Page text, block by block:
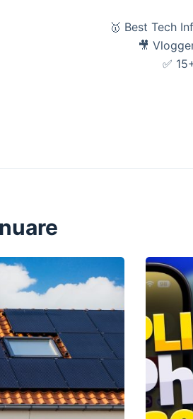
🥇 Best Tech
🎥
✅